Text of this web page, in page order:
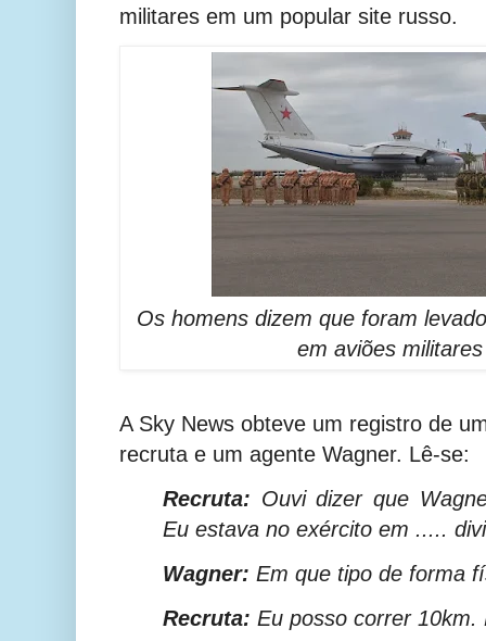
militares em um popular site russo.
Os homens dizem que foram
em aviões
A Sky News obteve um registro de
recruta e um agente Wagner. Lê-se:
Recruta: Ouvi dizer que
Eu estava no exército em .....
Wagner: Em que tipo de forma
Recruta: Eu posso correr